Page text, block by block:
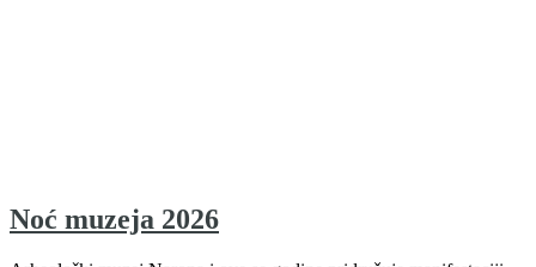
Noć muzeja 2026